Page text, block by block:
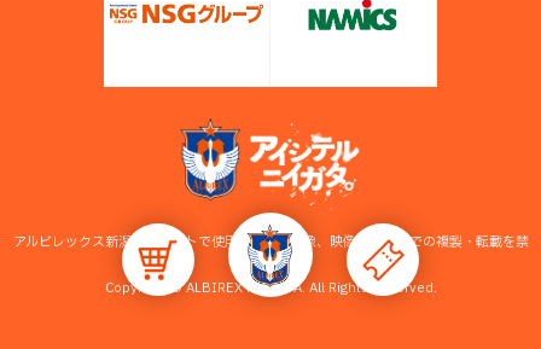
アルビレックス新潟公式サイトで使用している画像、映像等の無断での複製・転載を禁
止します。
Copyright © ALBIREX NIIGATA. All Rights Reserved.